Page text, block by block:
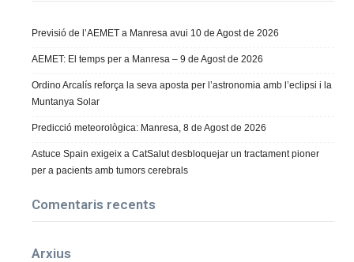
Previsió de l’AEMET a Manresa avui 10 de Agost de 2026
AEMET: El temps per a Manresa – 9 de Agost de 2026
Ordino Arcalís reforça la seva aposta per l’astronomia amb l’eclipsi i la
Muntanya Solar
Predicció meteorològica: Manresa, 8 de Agost de 2026
Astuce Spain exigeix a CatSalut desbloquejar un tractament pioner
per a pacients amb tumors cerebrals
Comentaris recents
Arxius